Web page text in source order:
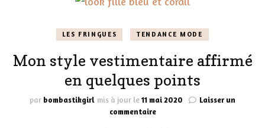
LES FRINGUES TENDANCE MODE
Mon style vestimentaire affirmé
en quelques points
par bombastikgirl mis à jour le11 mai 2020
Laisser un
commentairesur